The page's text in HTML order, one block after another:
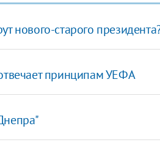
нового-старого
принципам УЕФА